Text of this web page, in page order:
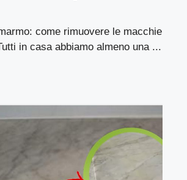
come rimuovere le macchie
in casa abbiamo almeno una ...